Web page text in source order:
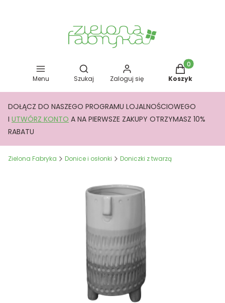
Menu
Otwórz wyszukiwarkę
Szukaj Zaloguj się
Produkty w
Koszyk
DOŁĄCZ DO NASZEGO PROGRAMU LOJALNOŚCIOWEGO
I UTWÓRZ KONTO A NA PIERWSZE ZAKUPY OTRZYMASZ 10%
RABATU
Zielona Fabryka Donice i osłonki Doniczki z twarzą